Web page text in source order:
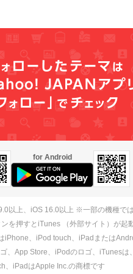
for Android
以上、iOS 16.0以上 ※一部の機種で
ンを押すとiTunes （外部サイト）が起
iPhone、iPod touch、iPadまたは
、App Store、iPodのロゴ、iTunesは
、iPadはApple Inc.の商標です